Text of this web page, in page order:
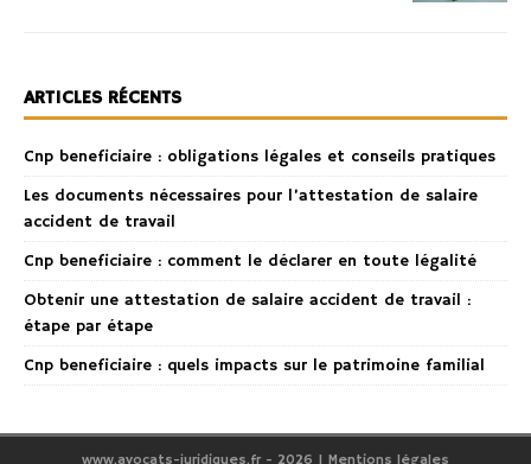
ARTICLES RÉCENTS
Cnp beneficiaire : obligations légales et conseils pratiques
Les documents nécessaires pour l’attestation de salaire
accident de travail
Cnp beneficiaire : comment le déclarer en toute légalité
Obtenir une attestation de salaire accident de travail :
étape par étape
Cnp beneficiaire : quels impacts sur le patrimoine familial
www.avocats-juridiques.fr - 2026 | Mentions légales